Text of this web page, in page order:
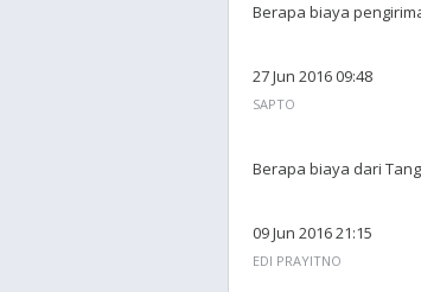
Berapa biaya
27 Jun 2016 09:48
SAPTO
Berapa biaya dari
09 Jun 2016 21:15
EDI PRAYITNO